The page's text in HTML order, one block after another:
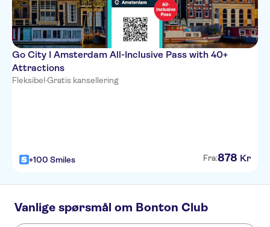
Go City I Amsterdam All-Inclusive Pass with 40+
Attractions
Fleksibel·Gratis kansellering
+100 Smiles Fra:878 Kr
Vanlige spørsmål om Bonton Club